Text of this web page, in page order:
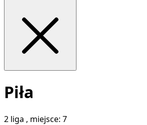
Piła
2 liga , miejsce: 7